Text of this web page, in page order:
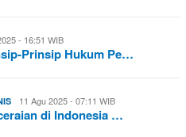
- 16:51 WIB
Prinsip Hukum Pe…
11 Agu 2025 - 07:11 WIB
di Indonesia …